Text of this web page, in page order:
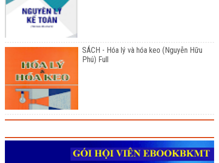
SÁCH - Hóa lý và hóa keo (Nguyễn Hữu
Phú) Full